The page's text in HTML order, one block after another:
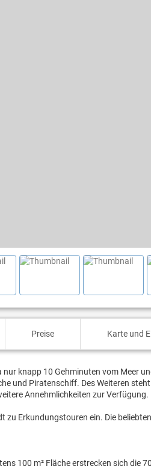
Preise Karte und
knapp 10 Gehminuten vom Meer
und Piratenschiff. Des Weiteren
Annehmlichkeiten zur Verfügung.
zu Erkundungstouren ein. Die
100 m² Fläche erstrecken sich die